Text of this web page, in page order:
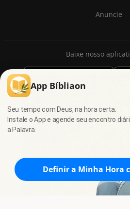
Anuncie
Baixe nosso
App Bíbliaon
Seu tempo com Deus, na hora certa.
Instale o App e agende seu encontro
a Palavra.
Definir a Minha Hora